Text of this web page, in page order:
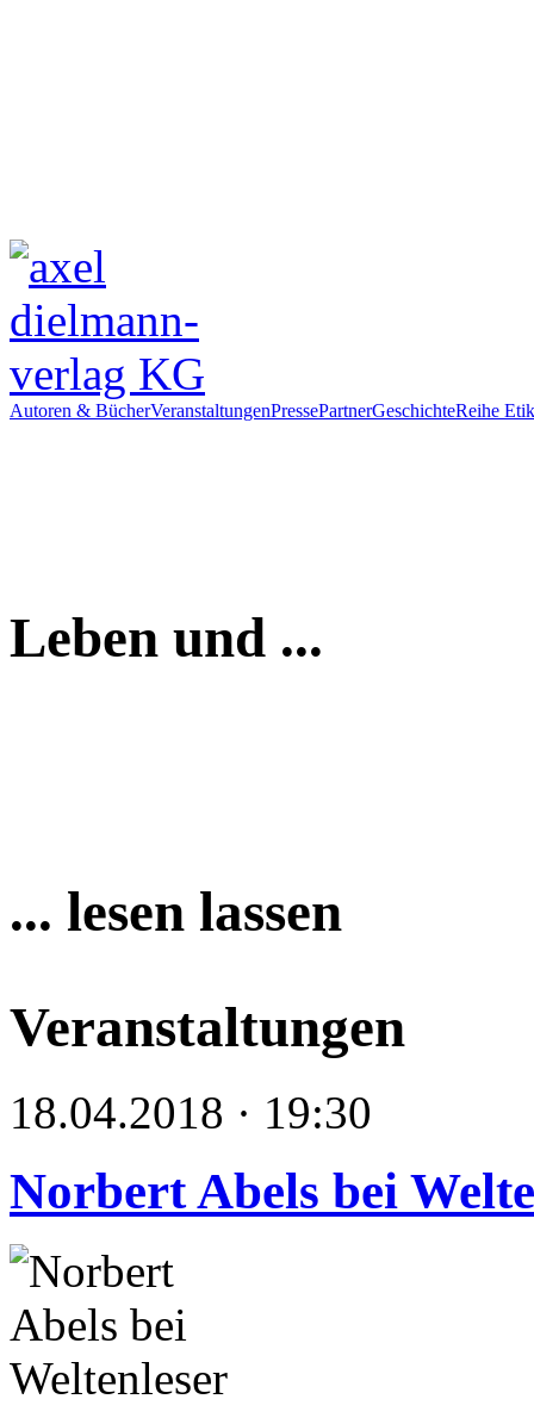
Autoren & BücherVeranstaltungenPressePartnerGeschichteReihe
Leben und ...
... lesen lassen
Veranstaltungen
18.04.2018 · 19:30
Norbert Abels bei